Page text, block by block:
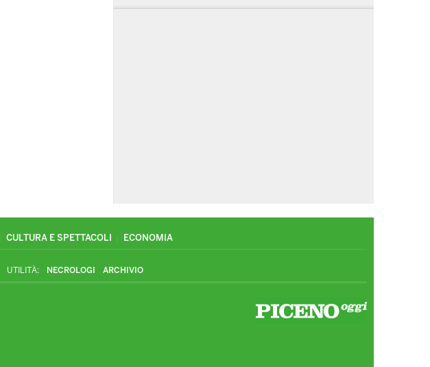
CULTURA E SPETTACOLI ECONOMIA
UTILITÀ: NECROLOGI ARCHIVIO